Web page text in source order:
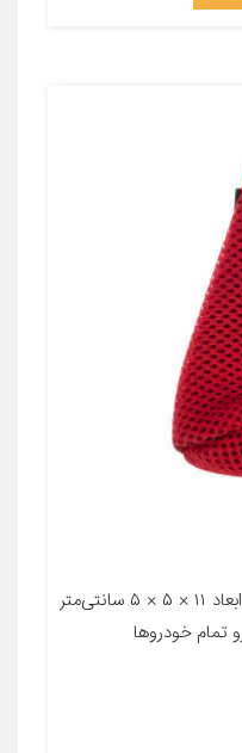
معرفی محصول جزئیات محصول ابعاد ۱۱ × ۵ × ۵ سانتی‌متر
خودروها